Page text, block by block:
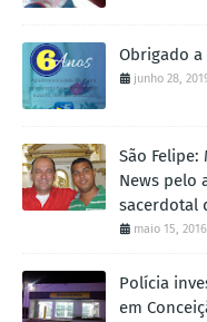
Obrigado a
junho 28,
São Felipe:
News pelo
sacerdotal
maio 15, 2016
Polícia
em